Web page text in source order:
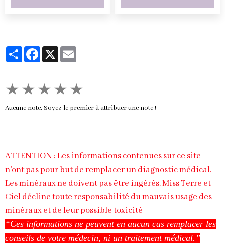
PartagerFacebook
X
★ ★ ★ ★ ★
Aucune note. Soyez le premier à attribuer une note !
ATTENTION : Les informations contenues sur ce site
n’ont pas pour but de remplacer un diagnostic médical.
Les minéraux ne doivent pas être ingérés. Miss Terre et
Ciel décline toute responsabilité du mauvais usage des
minéraux et de leur possible toxicité
“Ces informations ne peuvent en aucun cas remplacer les
conseils de votre médecin, ni un traitement médical.”